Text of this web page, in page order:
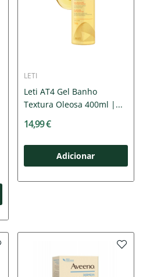
LETI
Leti AT4 Gel Banho
Textura Oleosa 400ml |...
14,99 €
Adicionar